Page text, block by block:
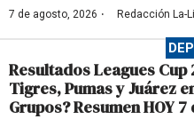
7 de agosto, 2026 · Redacción La-
Resultados Leagues Cup
Tigres, Pumas y Juárez
Grupos? Resumen HOY